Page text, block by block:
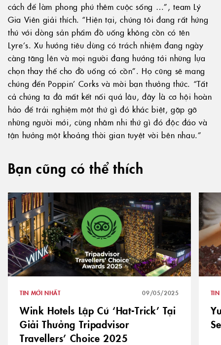
cách để làm phong phú thêm cuộc sống …”, team Lý
Gia Viên giải thích. “Hiện tại, chúng tôi đang rất hứng
thú với dòng sản phẩm đồ uống không cồn có tên
Lyre’s. Xu hướng tiêu dùng có trách nhiệm đang ngày
càng tăng lên và mọi người đang hướng tới những lựa
chọn thay thế cho đồ uống có cồn”. Họ cũng sẽ mang
chúng đến Poppin’ Corks và mời bạn thưởng thức. “Tất
cả chúng ta đã mất kết nối quá lâu, đây là cơ hội hoàn
hảo để trải nghiệm một thứ gì đó khác biệt, gặp gỡ
những người mới, cùng nhâm nhi thứ gì đó độc đáo và
tận hưởng một khoảng thời gian tuyệt vời bên nhau.”
Bạn cũng có thể thích
TIN MỚI NHẤT 09/05/2025
Wink Hotels Lập Cú ‘Hat-Trick’ Tại
Giải Thưởng Tripadvisor
Travellers’ Choice 2025